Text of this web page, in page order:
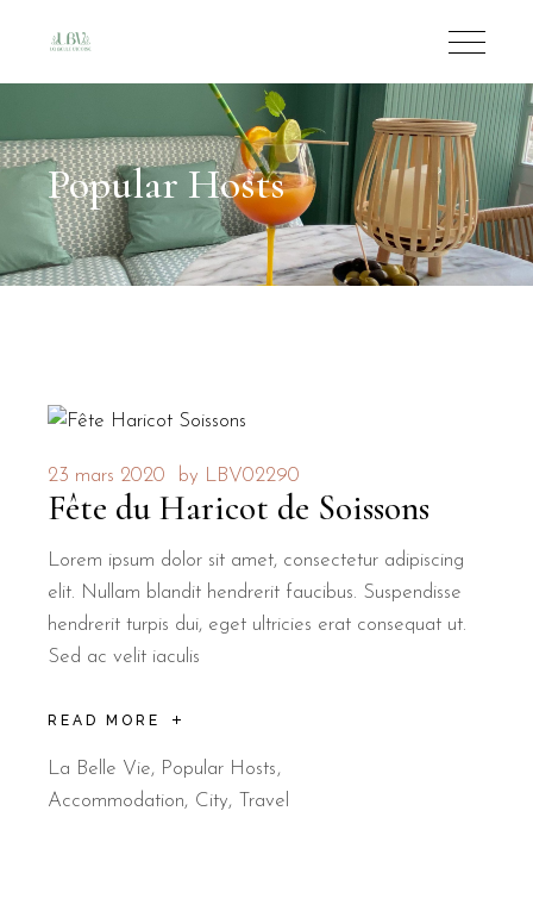
Popular Hosts
23 mars 2020 by LBV02290
Fête du Haricot de Soissons
Lorem ipsum dolor sit amet, consectetur adipiscing
elit. Nullam blandit hendrerit faucibus. Suspendisse
hendrerit turpis dui, eget ultricies erat consequat ut.
Sed ac velit iaculis
READ MORE
La Belle Vie, Popular Hosts
Accommodation
City Travel